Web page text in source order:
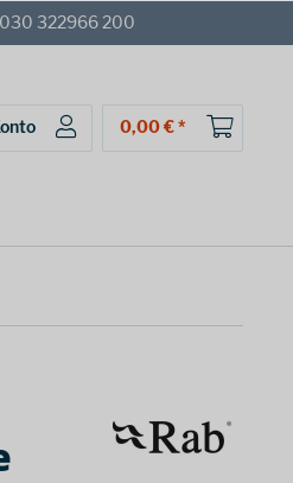
030 322966 200
0,00 € *